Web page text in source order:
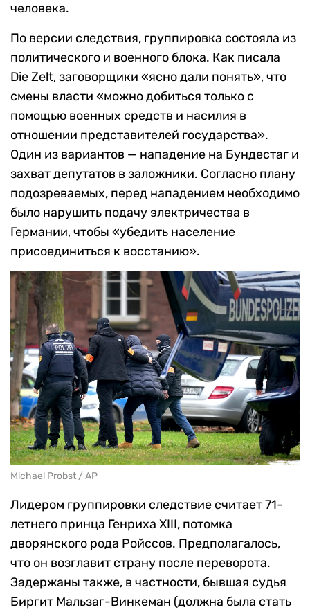
человека.
По версии следствия, группировка состояла из
политического и военного блока. Как писала
Die Zelt, заговорщики «ясно дали понять», что
смены власти «можно добиться только с
помощью военных средств и насилия в
отношении представителей государства».
Один из вариантов — нападение на Бундестаг и
захват депутатов в заложники. Согласно плану
подозреваемых, перед нападением необходимо
было нарушить подачу электричества в
Германии, чтобы «убедить население
присоединиться к восстанию».
Michael Probst / AP
Лидером группировки следствие считает 71-
летнего принца Генриха XIII, потомка
дворянского рода Ройссов. Предполагалось,
что он возглавит страну после переворота.
Задержаны также, в частности, бывшая судья
Биргит Мальзаг-Винкеман (должна была стать